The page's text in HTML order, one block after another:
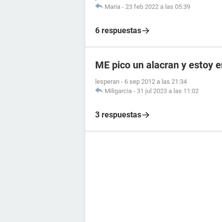
Maria - 23 feb 2022 a las 05:39
6 respuestas
ME pico un alacran y estoy
lesperan - 6 sep 2012 a las 21:34
Miligarcia - 31 jul 2023 a las 11:02
3 respuestas